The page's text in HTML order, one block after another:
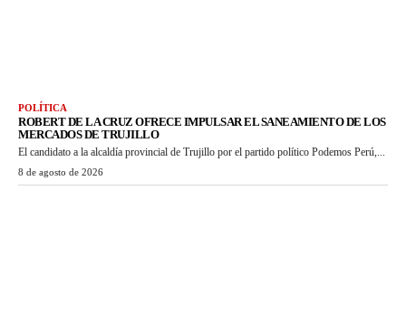
POLÍTICA
ROBERT DE LA CRUZ OFRECE IMPULSAR EL SANEAMIENTO DE LOS
MERCADOS DE TRUJILLO
El candidato a la alcaldía provincial de Trujillo por el partido político Podemos Perú,...
8 de agosto de 2026